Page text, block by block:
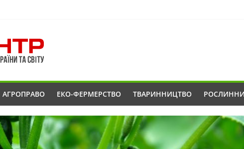
АГРОПРАВО ЕКО-ФЕРМЕРСТВО ТВАРИННИЦТВО